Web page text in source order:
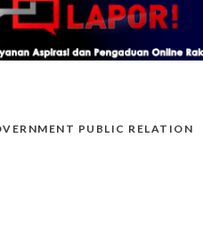
PUBLIC RELATION